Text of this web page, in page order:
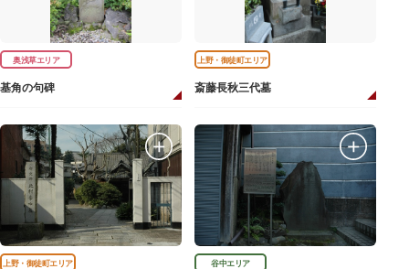
奥浅草エリア
基角の句碑
上野・御徒町エリア
斎藤長秋三代墓
上野・御徒町エリア 谷中エリア